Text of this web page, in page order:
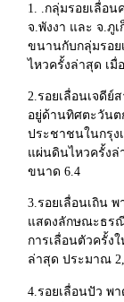
1. .กลุ่มรอยเลื่อ
จ.พังงา และ จ.ภู
ขนานกับกลุ่มรอย
ไหวครั้งล่าสุด เมื่
2.รอยเลื่อนเจดีย์
อยู่ด้านทิศตะวันต
ประชาชนในกรุง
แผ่นดินไหวครั้งล่
ขนาด 6.4
3.รอยเลื่อนเถิน
แสดงลักษณะธร
การเลื่อนตัวครั้ง
ล่าสุด ประมาณ
4.รอยเลื่อนปัว พ